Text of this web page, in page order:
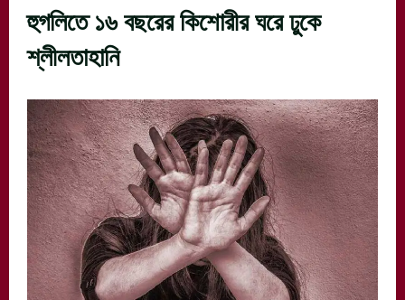
হুগলিতে ১৬ বছরের কিশোরীর ঘরে ঢুকে
শ্লীলতাহানি